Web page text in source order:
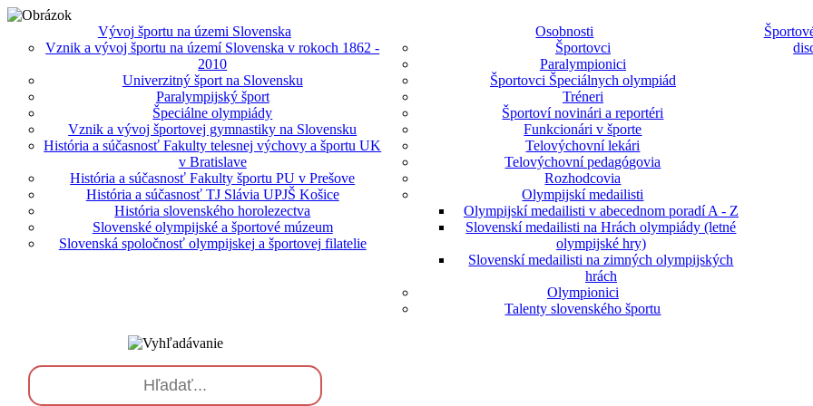
Vývoj športu na územi Slovenska
Vznik a vývoj športu na území Slovenska v rokoch 1862 -
2010
Univerzitný šport na Slovensku
Paralympijský šport
Špeciálne olympiády
Vznik a vývoj športovej gymnastiky na Slovensku
História a súčasnosť Fakulty telesnej výchovy a športu UK
v Bratislave
História a súčasnosť Fakulty športu PU v Prešove
História a súčasnosť TJ Slávia UPJŠ Košice
História slovenského horolezectva
Slovenské olympijské a športové múzeum
Slovenská spoločnosť olympijskej a športovej filatelie
Osobnosti
Športovci
Paralympionici
Športovci Špeciálnych olympiád
Tréneri
Športoví novinári a reportéri
Funkcionári v športe
Telovýchovní lekári
Telovýchovní pedagógovia
Rozhodcovia
Olympijskí medailisti
Olympijskí medailisti v abecednom poradí A - Z
Slovenskí medailisti na Hrách olympiády (letné
olympijské hry)
Slovenskí medailisti na zimných olympijských
hrách
Olympionici
Talenty slovenského športu